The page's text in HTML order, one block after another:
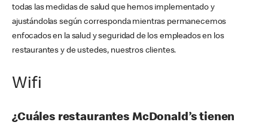
todas las medidas de salud que hemos implementado y
ajustándolas según corresponda mientras permanecemos
enfocados en la salud y seguridad de los empleados en los
restaurantes y de ustedes, nuestros clientes.
Wifi
¿Cuáles restaurantes McDonald’s tienen